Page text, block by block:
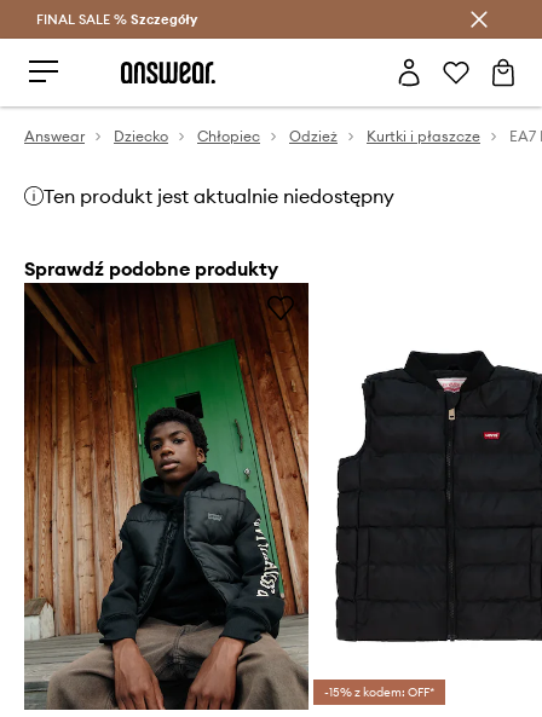
Oszczędzaj z Answear Club >
FINAL SALE % Szczegóły
Answear Dziecko Chłopiec Odzież Kurtki i płaszcze
Ten produkt jest aktualnie niedostępny
Sprawdź podobne produkty
-15% z kodem: OFF*